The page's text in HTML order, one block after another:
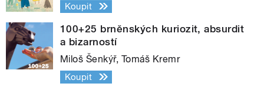
Koupit
100+25 brněnských kuriozit, absurdit
a bizarností
Miloš Šenkýř, Tomáš Kremr
Koupit